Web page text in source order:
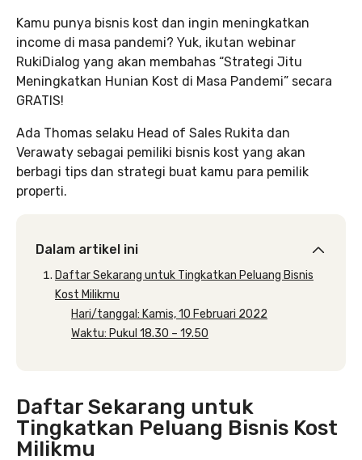
Kamu punya bisnis kost dan ingin meningkatkan
income di masa pandemi? Yuk, ikutan webinar
RukiDialog yang akan membahas “Strategi Jitu
Meningkatkan Hunian Kost di Masa Pandemi” secara
GRATIS!
Ada Thomas selaku Head of Sales Rukita dan
Verawaty sebagai pemiliki bisnis kost yang akan
berbagi tips dan strategi buat kamu para pemilik
properti.
Dalam artikel ini
Daftar Sekarang untuk Tingkatkan Peluang Bisnis
Kost Milikmu
Hari/tanggal: Kamis, 10 Februari 2022
Waktu: Pukul 18.30 – 19.50
Daftar Sekarang untuk
Tingkatkan Peluang Bisnis Kost
Milikmu